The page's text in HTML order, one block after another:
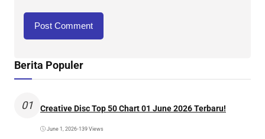
Berita Populer
01 Creative Disc Top 50 Chart 01 June 2026 Terbaru!
June 1, 2026•139 Views